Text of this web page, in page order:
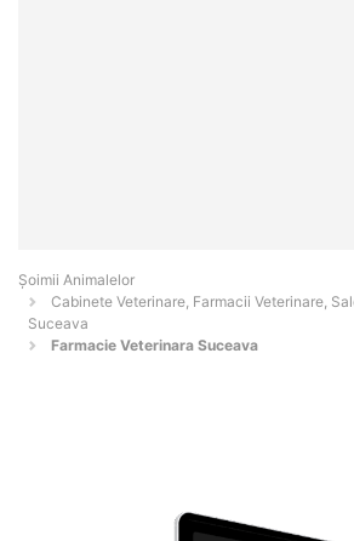
Şoimii Animalelor
Cabinete Veterinare, Farmacii Veterinare,
Suceava
Farmacie Veterinara Suceava